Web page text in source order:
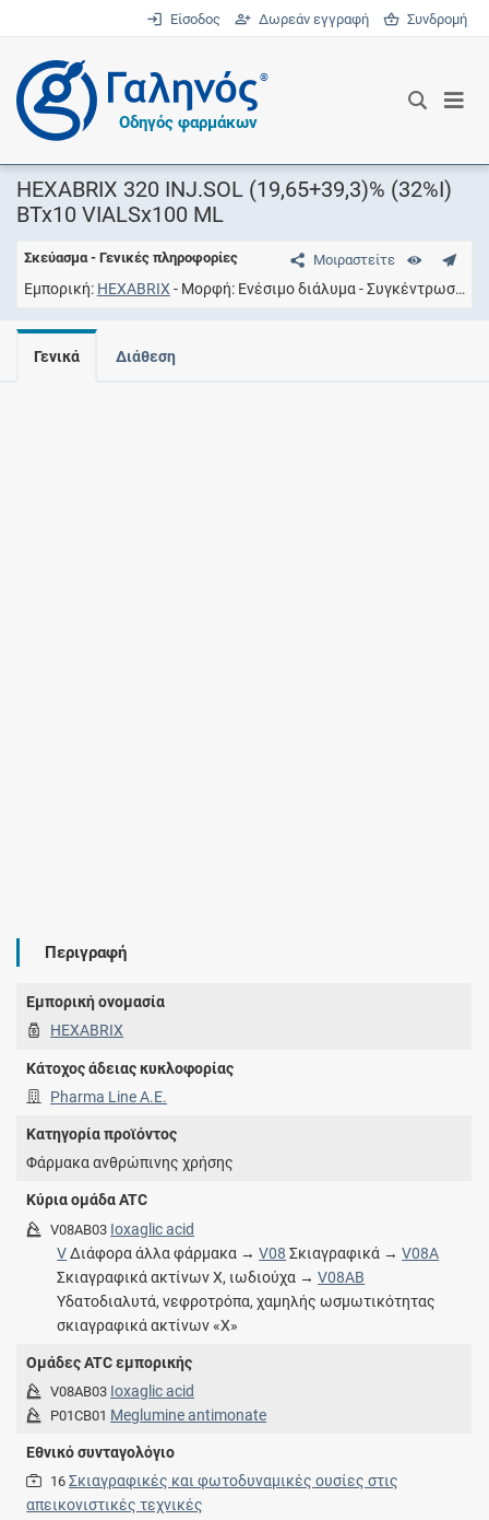
Είσοδος Δωρεάν εγγραφή Συνδρομή
®
Οδηγός φαρμάκων
HEXABRIX 320 INJ.SOL (19,65+39,3)% (32%I)
BTx10 VIALSx100 ML
Μοιραστείτε
Σκεύασμα - Γενικές πληροφορίες
Εμπορική HEXABRIX Μορφή Eνέσιμο διάλυμα Συγκέντρωση
Γενικά Διάθεση
Περιγραφή
Εμπορική ονομασία
HEXABRIX
Κάτοχος άδειας κυκλοφορίας
Pharma Line Α.Ε.
Κατηγορία προϊόντος
Φάρμακα ανθρώπινης χρήσης
Κύρια ομάδα ATC
V08AB03 Ioxaglic acid
VΔιάφορα άλλα φάρμακα →V08 Σκιαγραφικά →V08A
Σκιαγραφικά ακτίνων X, ιωδιούχα →V08AB
Υδατοδιαλυτά, νεφροτρόπα, χαμηλής ωσμωτικότητας
σκιαγραφικά ακτίνων «X»
Ομάδες ATC εμπορικής
V08AB03 Ioxaglic acid
P01CB01 Meglumine antimonate
Εθνικό συνταγολόγιο
16 Σκιαγραφικές και φωτοδυναμικές ουσίες στις
απεικονιστικές τεχνικές